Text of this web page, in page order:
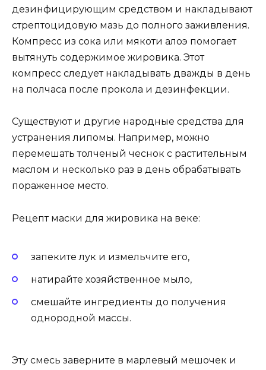
дезинфицирующим средством и накладывают
стрептоцидовую мазь до полного заживления.
Компресс из сока или мякоти алоэ помогает
вытянуть содержимое жировика. Этот
компресс следует накладывать дважды в день
на полчаса после прокола и дезинфекции.
Существуют и другие народные средства для
устранения липомы. Например, можно
перемешать толченый чеснок с растительным
маслом и несколько раз в день обрабатывать
пораженное место.
Рецепт маски для жировика на веке:
запеките лук и измельчите его,
натирайте хозяйственное мыло,
смешайте ингредиенты до получения
однородной массы.
Эту смесь заверните в марлевый мешочек и